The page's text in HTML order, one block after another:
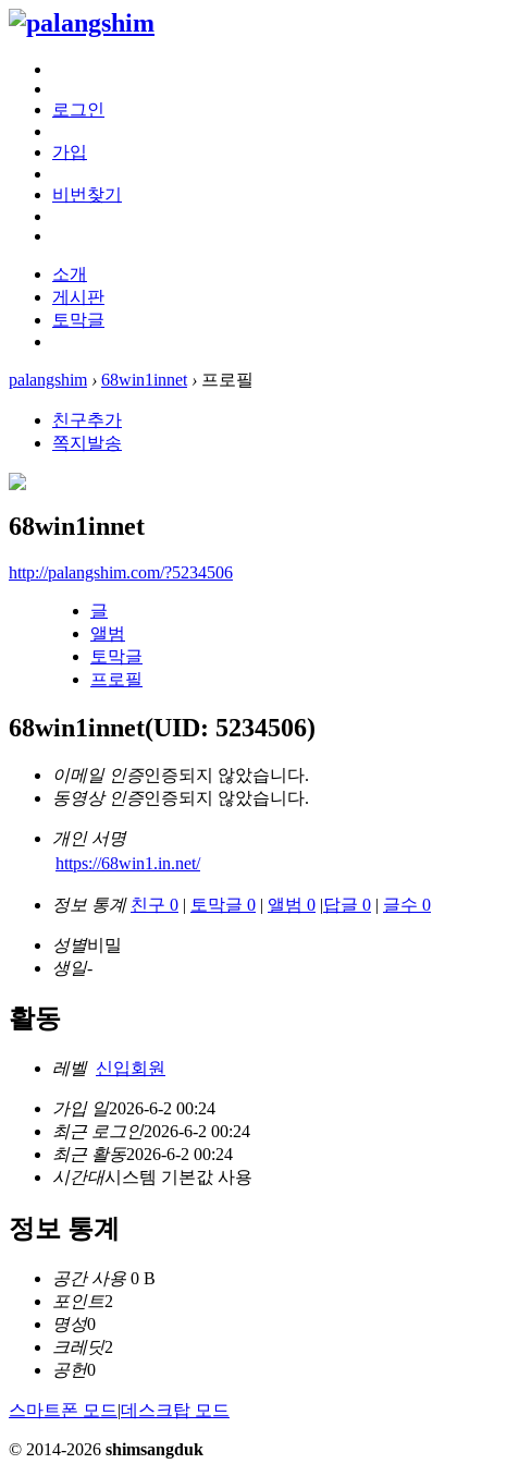
로그인
가입
비번찾기
소개
게시판
토막글
palangshim › 68win1innet › 프로필
친구추가
쪽지발송
68win1innet
http://palangshim.com/?5234506
글
앨범
토막글
프로필
68win1innet(UID: 5234506)
이메일 인증인증되지 않았습니다.
동영상 인증인증되지 않았습니다.
개인 서명
https://68win1.in.net/
정보 통계 친구 0 | 토막글 0 | 앨범 0 |답글 0 | 글수 0
성별비밀
생일-
활동
레벨 신입회원
가입 일2026-6-2 00:24
최근 로그인2026-6-2 00:24
최근 활동2026-6-2 00:24
시간대시스템 기본값 사용
정보 통계
공간 사용 0 B
포인트2
명성0
크레딧2
공헌0
스마트폰 모드|데스크탑 모드
© 2014-2026 shimsangduk